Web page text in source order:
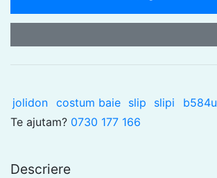
jolidon costum baie slip slipi
b584u
Te ajutam? 0730 177 166
Descriere